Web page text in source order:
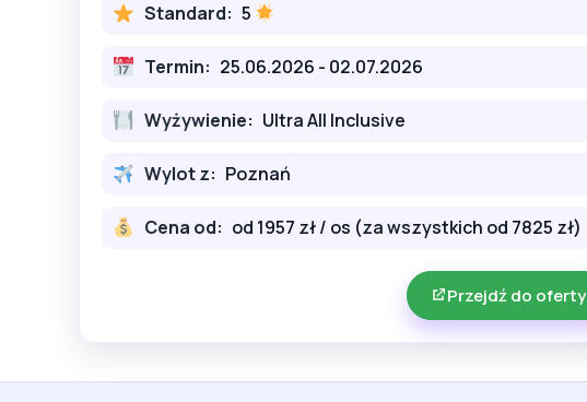
Standard: 5
Termin: 25.06.2026 - 02.07.2026
Wyżywienie: Ultra All Inclusive
Wylot z: Poznań
Cena od: od 1957 zł / os (za wszystkich od 7825 zł)
Przejdź do oferty